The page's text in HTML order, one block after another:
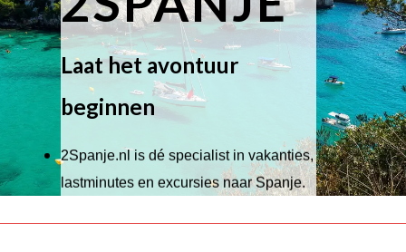
Laat het avontuur
beginnen
2Spanje.nl is dé specialist in vakanties,
lastminutes en excursies naar Spanje.
Wij hebben een breed scala aan